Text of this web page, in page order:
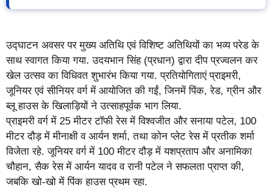
उद्घाटन अवसर पर मुख्य अतिथि एवं विशिष्ट अतिथियों का भव्य परेड के
साथ स्वागत किया गया. उदयभान सिंह (प्रधान) द्वारा दीप प्रज्वलन कर
खेल उत्सव का विधिवत शुभारंभ किया गया. प्रतियोगिताएं प्राइमरी,
जूनियर एवं सीनियर वर्ग में आयोजित की गईं, जिनमें पिंक, रेड, ग्रीन और
ब्लू हाउस के खिलाड़ियों ने उत्साहपूर्वक भाग लिया.
प्राइमरी वर्ग में 25 मीटर टॉफी रेस में विश्वजीत और सनाया पटेल, 100
मीटर दौड़ में मीनाक्षी व आर्यन शर्मा, तथा कोन प्लेट रेस में प्रतीक शर्मा
विजेता रहे. जूनियर वर्ग में 100 मीटर दौड़ में यशप्रताप और अनामिका
चौहान, सैक रेस में आर्यन यादव व रानी पटेल ने सफलता प्राप्त की,
जबकि खो-खो में पिंक हाउस प्रथम रहा.